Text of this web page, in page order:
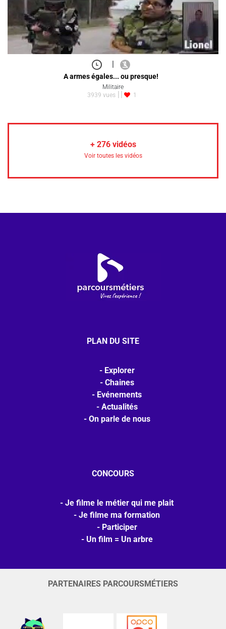
A armes égales... ou presque!
Militaire
3939 vues
1
+ 276vidéos
Voir toutes les vidéos
PLAN DU SITE
Explorer
Chaines
Evénements
Actualités
On parle de nous
CONCOURS
Je filme le métier qui me plait
Je filme ma formation
Participer
Un film = Un arbre
PARTENAIRES PARCOURSMÉTIERS